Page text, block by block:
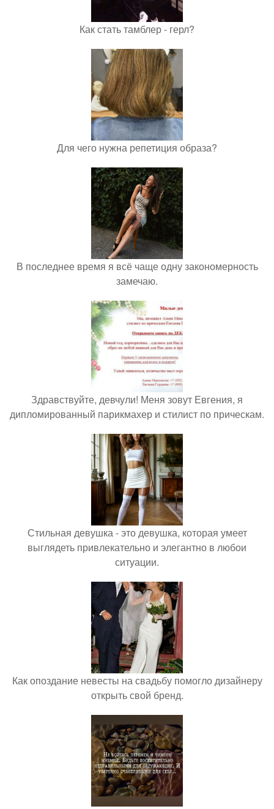
Как стать тамблер - герл?
Для чего нужна репетиция образа?
В последнее время я всё чаще одну закономерность
замечаю.
Здравствуйте, девчули! Меня зовут Евгения, я
дипломированный парикмахер и стилист по прическам.
Стильная девушка - это девушка, которая умеет
выглядеть привлекательно и элегантно в любои
ситуации.
Как опоздание невесты на свадьбу помогло дизайнеру
открыть свой бренд.